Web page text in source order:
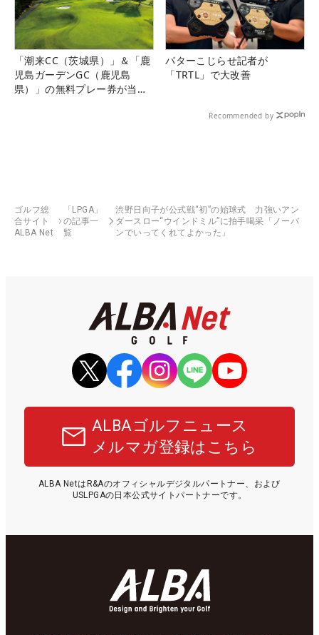
「潮来CC（茨城県）」＆「鹿
児島ガーデンGC（鹿児島
県）」の無料プレー券が当た
パターこじらせ記者が
「TRTL」で大改善
Recommended by
ゴルフ総
合サイト
ALBA Net
「LPGA」
の記事一
覧
渋野日向子が公式戦“初”の始球式 力強いアン
ダースロー“ウインドミル”に拍手喝采「ノーバ
ンでいってくれてよかった」
ALBAゴルフニュース
メルマガ登録はこちら
ALBA NetはR&Aのオフィシャルデジタルパートナー、および
USLPGAの日本公式サイトパートナーです。